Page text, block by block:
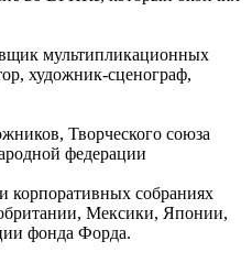
мультипликационных
художник-сценограф,
Творческого союза
федерации
корпоративных собраниях
Мексики, Японии,
фонда Форда.